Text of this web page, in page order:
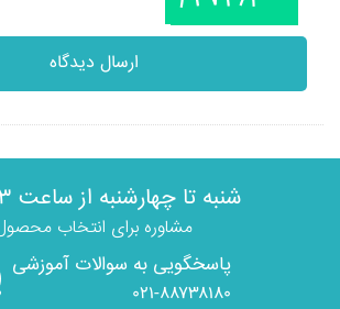
ارسال دیدگاه
شنبه تا چهارشنبه از ساعت ۱۳ تا ۱۸
مشاوره برای انتخاب
پاسخگویی به سوالات آموزشی
۰۲۱-۸۸۷۳۸۱۸۰